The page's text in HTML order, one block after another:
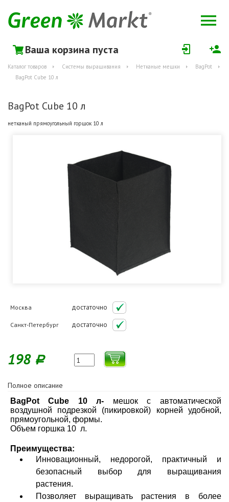
Ваша корзина пуста
Каталог товаров Системы выращивания Нетканые мешки
BagPot
BagPot Cube 10 л
BagPot Cube 10 л
нетканый прямоугольный горшок 10 л
Москва достаточно
Санкт-Петербург достаточно
198 Р
Полное описание
BagPot Cube 10 л- мешок с автоматической
воздушной подрезкой (пикировкой) корней удобной,
прямоугольной, формы.
Объем горшка 10 л.
Преимущества:
Инновационный, недорогой, практичный и
безопасный выбор для выращивания
растения.
Позволяет выращивать растения в более